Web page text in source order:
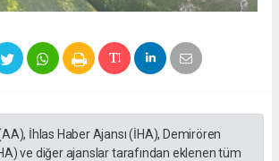
İhlas Haber Ajansı (İHA), Demirören
ve diğer ajanslar tarafından eklenen tüm